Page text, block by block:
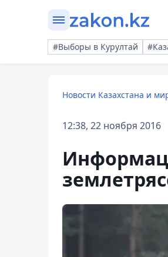
#Выборы в Курултай
Новости Казахстана и
12:38, 22 ноября 2016